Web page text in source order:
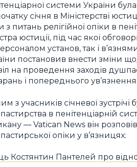
системи України
січня в Міністерстві
з питань релігійної опіки в
юстиції, під час якої
установ, так і
постановив внести зміни
на проведення заходів
і попереднього ув’язнення.
з учасників січневої
в пенітенціарній
— Vatican News він
опіки у в’язницях:
Костянтин Пантелей про